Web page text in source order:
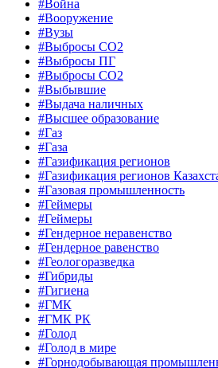
#Война
#Вооружение
#Вузы
#Выбросы CO2
#Выбросы ПГ
#Выбросы СО2
#Выбывшие
#Выдача наличных
#Высшее образование
#Газ
#Газа
#Газификация регионов
#Газификация регионов
#Газовая промышленность
#Геймеры
#Геймеры
#Гендерное неравенство
#Гендерное равенство
#Геологоразведка
#Гибриды
#Гигиена
#ГМК
#ГМК РК
#Голод
#Голод в мире
#Горнодобывающая